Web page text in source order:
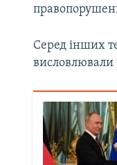
Серед інших
висловлювали